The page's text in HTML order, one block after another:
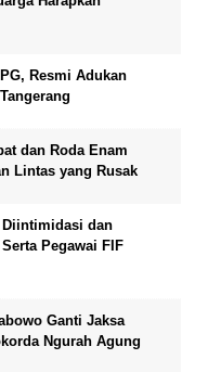
Resmi Adukan
dan Roda Enam
Lintas yang Rusak
dan
Pegawai FIF
Ganti Jaksa
Ngurah Agung